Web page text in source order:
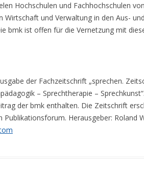
Hochschulen und Fachhochschulen
Wirtschaft und Verwaltung in den Aus- und
bmk ist offen für die Vernetzung mit
der Fachzeitschrift „sprechen.
– Sprechtherapie –
der bmk enthalten. Die Zeitschrift
Herausgeber: Roland